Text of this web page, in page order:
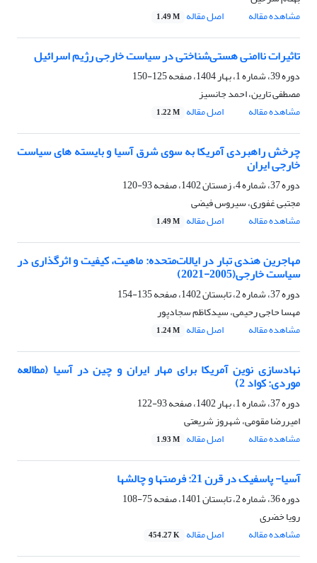
مشاهده مقاله
اصل مقاله 1.49 M
تاثیرات ناامنی هستی‌شناختی در سیاست خارجی رژیم اسرائیل
دوره 39، شماره 1، بهار 1404، صفحه
125-150
مصطفی تارین، احمد جانسیز
مشاهده مقاله
اصل مقاله 1.22 M
چرخش راهبردی آمریکا به سوی شرق آسیا و بایسته های سیاست
خارجی ایران
دوره 37، شماره 4، زمستان 1402، صفحه
93-120
مجتبی غفوری، سیروس فیضی
مشاهده مقاله
اصل مقاله 1.49 M
مهاجرین هندی تبار در ایالات‌متحده: ماهیت، کیفیت و اثرگذاری در
سیاست خارجی(2005-2021)
دوره 37، شماره 2، تابستان 1402، صفحه
135-154
مهسا حاجی رحیمی، سیدکاظم سجادپور
مشاهده مقاله
اصل مقاله 1.24 M
نهادسازی‌ نوین آمریکا برای مهار ایران و چین در آسیا (مطالعه
موردی: کواد 2)
دوره 37، شماره 1، بهار 1402، صفحه
93-122
امیررضا مقومی، شهروز شریعتی
مشاهده مقاله
اصل مقاله 1.93 M
آسیا- پاسفیک در قرن 21: فرصتها و چالشها
دوره 36، شماره 2، تابستان 1401، صفحه
75-108
رویا خضری
مشاهده مقاله
اصل مقاله 454.27 K